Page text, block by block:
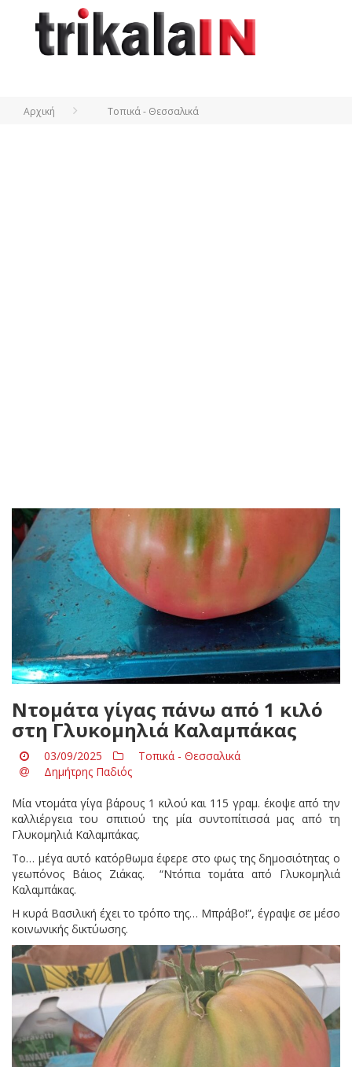
Αρχική Τοπικά - Θεσσαλικά
Ντομάτα γίγας πάνω από 1 κιλό
στη Γλυκομηλιά Καλαμπάκας
03/09/2025
Τοπικά - Θεσσαλικά
Δημήτρης Παδιός
Μία ντομάτα γίγα βάρους 1 κιλού και 115 γραμ. έκοψε από την
καλλιέργεια του σπιτιού της μία συντοπίτισσά μας από τη
Γλυκομηλιά Καλαμπάκας.
Το… μέγα αυτό κατόρθωμα έφερε στο φως της δημοσιότητας ο
γεωπόνος Βάιος Ζιάκας. “Ντόπια τομάτα από Γλυκομηλιά
Καλαμπάκας.
Η κυρά Βασιλική έχει το τρόπο της… Μπράβο!”, έγραψε σε μέσο
κοινωνικής δικτύωσης.